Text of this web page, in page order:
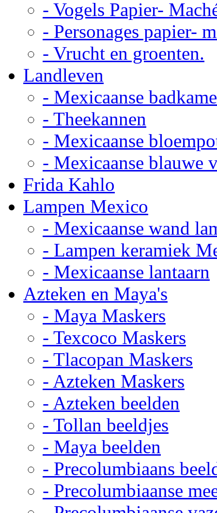
- Vogels Papier-
- Personages papier-
- Vrucht en groenten.
Landleven
- Mexicaanse
- Theekannen
- Mexicaanse
- Mexicaanse blauwe
Frida Kahlo
Lampen Mexico
- Mexicaanse wand
- Lampen keramiek
- Mexicaanse lantaarn
Azteken en Maya's
- Maya Maskers
- Texcoco Maskers
- Tlacopan Maskers
- Azteken Maskers
- Azteken beelden
- Tollan beeldjes
- Maya beelden
- Precolumbiaans
- Precolumbiaanse